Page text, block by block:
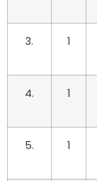
3. 1
4. 1
5. 1